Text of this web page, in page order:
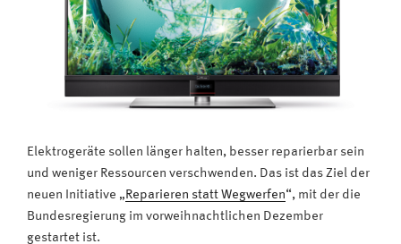
Elektrogeräte sollen länger halten, besser reparierbar sein
und weniger Ressourcen verschwenden. Das ist das Ziel der
neuen Initiative „ Reparieren statt Wegwerfen“, mit der die
Bundesregierung im vorweihnachtlichen Dezember
gestartet ist.